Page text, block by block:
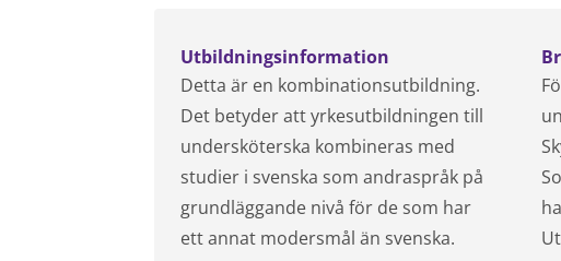
Utbildningsinformation
Detta är en kombinationsutbildning.
Det betyder att yrkesutbildningen till
undersköterska kombineras med
studier i svenska som andraspråk på
grundläggande nivå för de som har
ett annat modersmål än svenska.